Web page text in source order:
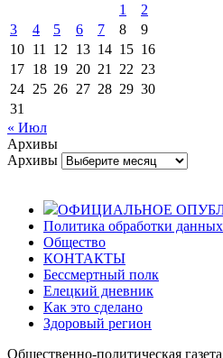
1
2
3
4 5 6 7 8
9
10 11 12 13 14 15 16
17 18 19 20 21 22 23
24 25 26 27 28 29 30
31
« Июл
Архивы
Архивы
ОФИЦИАЛЬНОЕ
Политика обработки данных
Общество
КОНТАКТЫ
Бессмертный полк
Елецкий дневник
Как это сделано
Здоровый регион
Общественно-политическая